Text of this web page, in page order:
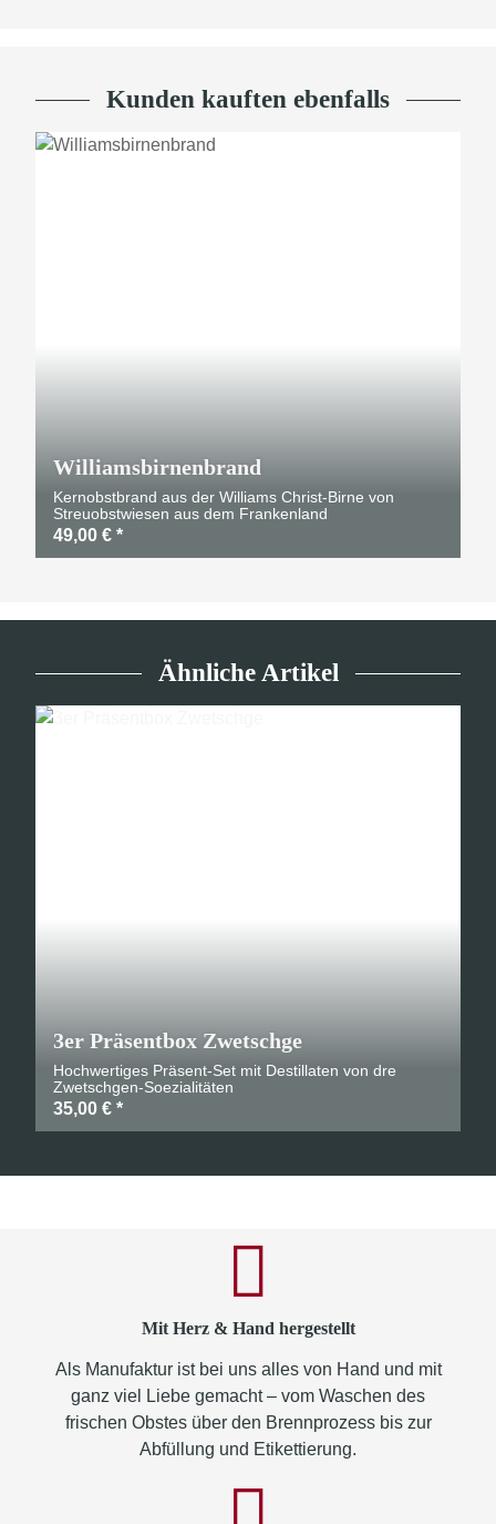
Kunden kauften ebenfalls
Williamsbirnenbrand
Kernobstbrand aus der Williams Christ-Birne von
Streuobstwiesen aus dem Frankenland
49,00 € *
Ähnliche Artikel
3er Präsentbox Zwetschge
Hochwertiges Präsent-Set mit Destillaten von dre
Zwetschgen-Soezialitäten
35,00 € *
Mit Herz & Hand hergestellt
Als Manufaktur ist bei uns alles von Hand und mit
ganz viel Liebe gemacht – vom Waschen des
frischen Obstes über den Brennprozess bis zur
Abfüllung und Etikettierung.